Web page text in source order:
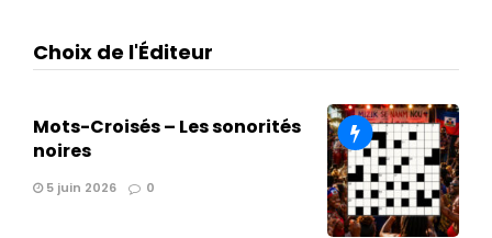
Choix de l'Éditeur
Mots-Croisés – Les sonorités
noires
5 juin 2026 0